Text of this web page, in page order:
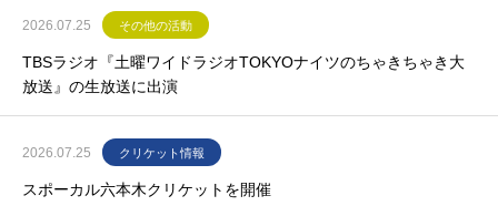
2026.07.25 その他の活動
TBSラジオ『土曜ワイドラジオTOKYOナイツのちゃきちゃき大
放送』の生放送に出演
2026.07.25 クリケット情報
スポーカル六本木クリケットを開催